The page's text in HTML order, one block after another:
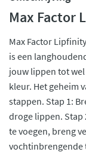
Max Factor
Max Factor
is een
jouw lippen tot
kleur. Het geheim
stappen. Stap 1:
droge lippen. Stap
te voegen, breng
vochtinbrengende